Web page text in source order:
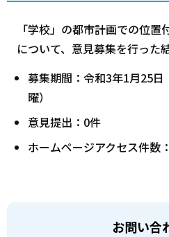
「学校」の都市計画での位置
について、意見募集を行った
募集期間：令和3年1月25
曜）
意見提出：0件
ホームページアクセス件数
お問い合